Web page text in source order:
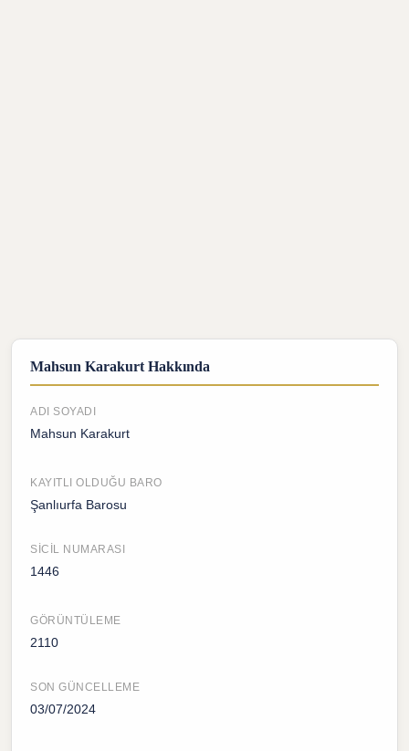
Mahsun Karakurt Hakkında
ADI SOYADI
Mahsun Karakurt
KAYITLI OLDUĞU BARO
Şanlıurfa Barosu
SICIL NUMARASI
1446
GÖRÜNTÜLEME
2110
SON GÜNCELLEME
03/07/2024